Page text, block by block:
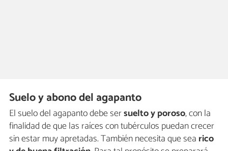
Suelo y abono del agapanto
El suelo del agapanto debe sersuelto y poroso, con la
finalidad de que las raíces con tubérculos puedan crecer
sin estar muy apretadas. También necesita que sea rico